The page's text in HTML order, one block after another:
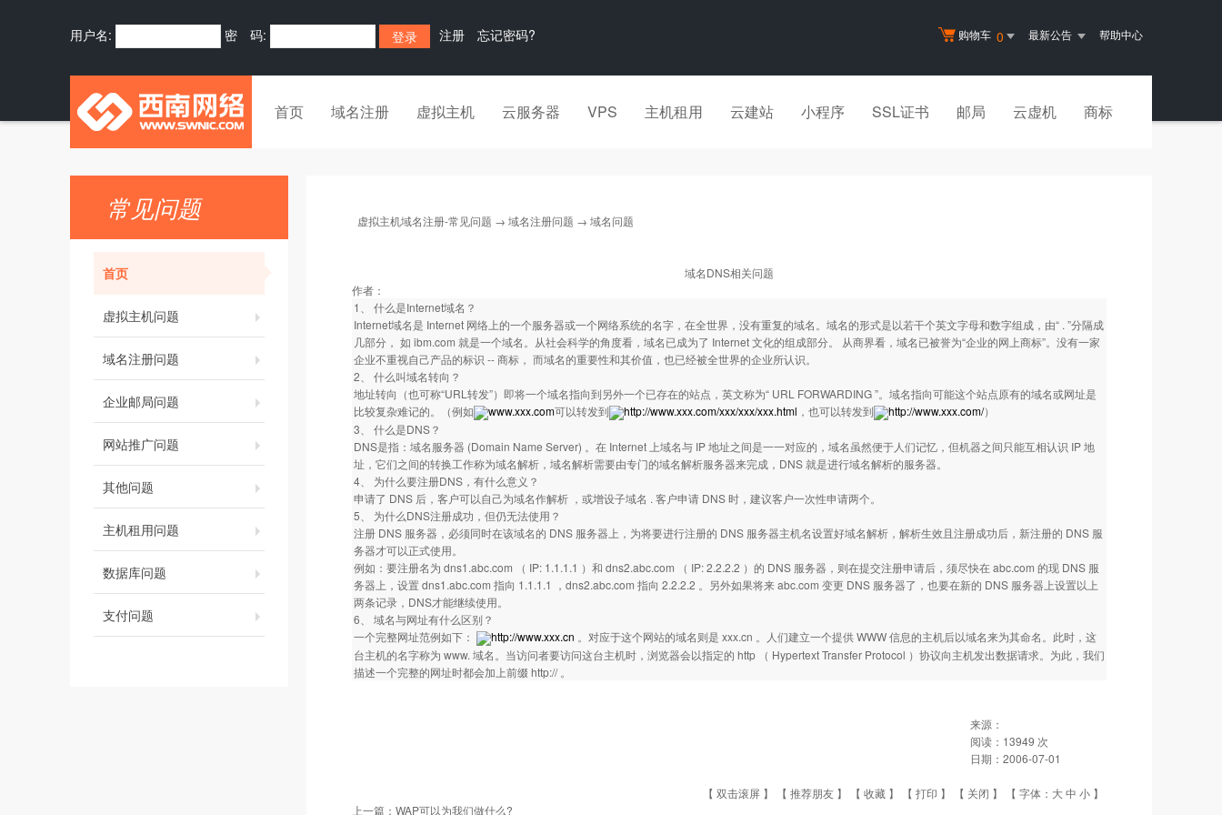
购物车 0 最新公告 帮助中心
用户名: 密 码: 注册 忘记密码?
首页 域名注册 虚拟主机 云服务器 VPS 主机租用 云建站 小程序 SSL证书 邮局 云虚机 商标
常见问题
首页
虚拟主机问题
域名注册问题
企业邮局问题
网站推广问题
其他问题
主机租用问题
数据库问题
支付问题
虚拟主机域名注册-常见问题 → 域名注册问题 → 域名问题
域名DNS相关问题
作者：
1、 什么是Internet域名？
Internet域名是 Internet 网络上的一个服务器或一个网络系统的名字，在全世界，没有重复的域名。域名的形式是以若干个英文字母和数字组成，由“ . ”分隔成
几部分， 如 ibm.com 就是一个域名。从社会科学的角度看，域名已成为了 Internet 文化的组成部分。 从商界看，域名已被誉为“企业的网上商标”。没有一家
企业不重视自己产品的标识 -- 商标， 而域名的重要性和其价值，也已经被全世界的企业所认识。
2、 什么叫域名转向？
地址转向（也可称“URL转发”）即将一个域名指向到另外一个已存在的站点，英文称为“ URL FORWARDING ”。域名指向可能这个站点原有的域名或网址是
比较复杂难记的。（例如
www.xxx.com可以转发到 http://www.xxx.com/xxx/xxx/xxx.html ，也可以转发到 http://www.xxx.com/）
3、 什么是DNS？
DNS是指：域名服务器 (Domain Name Server) 。在 Internet 上域名与 IP 地址之间是一一对应的，域名虽然便于人们记忆，但机器之间只能互相认识 IP 地
址，它们之间的转换工作称为域名解析，域名解析需要由专门的域名解析服务器来完成，DNS 就是进行域名解析的服务器。
4、 为什么要注册DNS，有什么意义？
申请了 DNS 后，客户可以自己为域名作解析 ，或增设子域名 . 客户申请 DNS 时，建议客户一次性申请两个。
5、 为什么DNS注册成功，但仍无法使用？
注册 DNS 服务器，必须同时在该域名的 DNS 服务器上，为将要进行注册的 DNS 服务器主机名设置好域名解析，解析生效且注册成功后，新注册的 DNS 服
务器才可以正式使用。
例如：要注册名为 dns1.abc.com （ IP: 1.1.1.1 ）和 dns2.abc.com （ IP: 2.2.2.2 ）的 DNS 服务器，则在提交注册申请后，须尽快在 abc.com 的现 DNS 服
务器上，设置 dns1.abc.com 指向 1.1.1.1 ，dns2.abc.com 指向 2.2.2.2 。另外如果将来 abc.com 变更 DNS 服务器了，也要在新的 DNS 服务器上设置以上
两条记录，DNS才能继续使用。
6、 域名与网址有什么区别？
一个完整网址范例如下：
http://www.xxx.cn 。对应于这个网站的域名则是 xxx.cn 。人们建立一个提供 WWW 信息的主机后以域名来为其命名。此时，这
台主机的名字称为 www. 域名。当访问者要访问这台主机时，浏览器会以指定的 http （ Hypertext Transfer Protocol ）协议向主机发出数据请求。为此，我们
描述一个完整的网址时都会加上前缀 http:// 。
来源：
阅读： 13949 次
日期： 2006-07-01
【 双击滚屏 】 【 推荐朋友 】 【 收藏 】 【 打印 】 【 关闭 】 【 字体： 大中 小 】
上一篇： WAP可以为我们做什么?